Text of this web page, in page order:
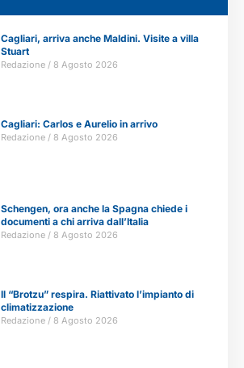
Cagliari, arriva anche Maldini. Visite a villa
Stuart
Redazione 8 Agosto 2026
Cagliari: Carlos e Aurelio in arrivo
Redazione 8 Agosto 2026
Schengen, ora anche la Spagna chiede i
documenti a chi arriva dall’Italia
Redazione 8 Agosto 2026
Il “Brotzu” respira. Riattivato l’impianto di
climatizzazione
Redazione 8 Agosto 2026